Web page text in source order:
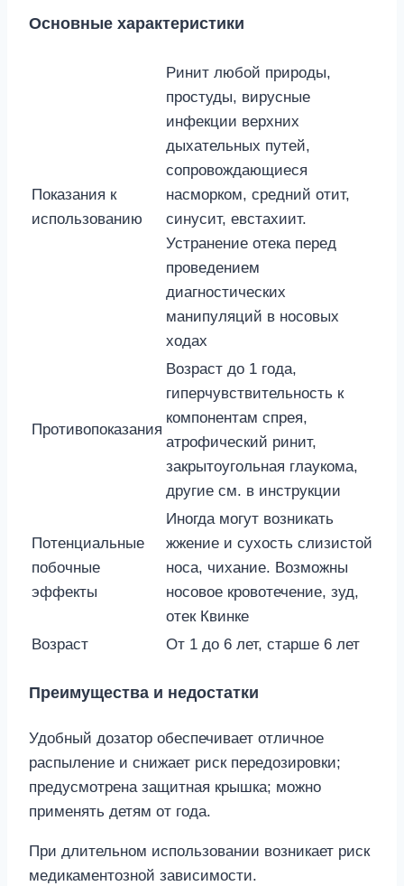
Основные характеристики
Показания к
использованию
Ринит любой природы,
простуды, вирусные
инфекции верхних
дыхательных путей,
сопровождающиеся
насморком, средний отит,
синусит, евстахиит.
Устранение отека перед
проведением
диагностических
манипуляций в носовых
ходах
Противопоказания
Возраст до 1 года,
гиперчувствительность к
компонентам спрея,
атрофический ринит,
закрытоугольная глаукома,
другие см. в инструкции
Потенциальные
побочные
эффекты
Иногда могут возникать
жжение и сухость слизистой
носа, чихание. Возможны
носовое кровотечение, зуд,
отек Квинке
Возраст
От 1 до 6 лет, старше 6 лет
Преимущества и недостатки
Удобный дозатор обеспечивает отличное
распыление и снижает риск передозировки;
предусмотрена защитная крышка; можно
применять детям от года.
При длительном использовании возникает риск
медикаментозной зависимости.